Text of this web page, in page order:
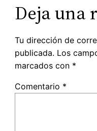
Deja una
Tu dirección de
publicada. Los
marcados con *
Comentario *